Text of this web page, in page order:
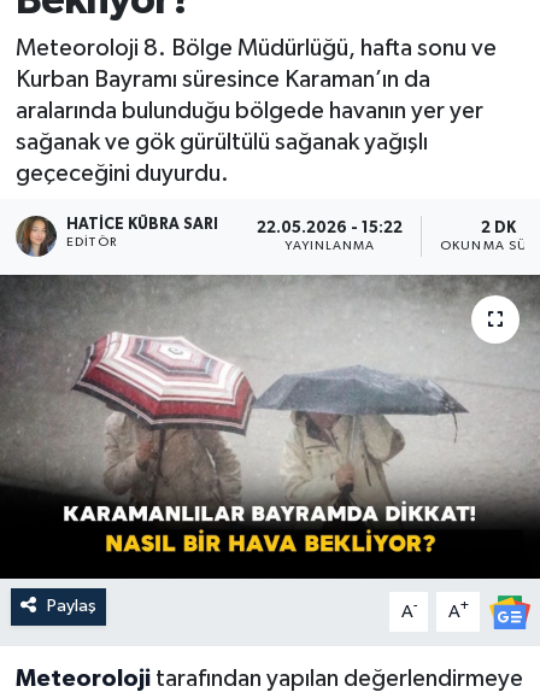
Meteoroloji 8. Bölge Müdürlüğü, hafta sonu ve
Kurban Bayramı süresince Karaman’ın da
aralarında bulunduğu bölgede havanın yer yer
sağanak ve gök gürültülü sağanak yağışlı
geçeceğini duyurdu.
HATICE KÜBRA SARI
EDITÖR
22.05.2026 - 15:22
YAYINLANMA
2 DK
OKUNMA
Paylaş A- A+
Meteorolojitarafından yapılan değerlendirmeye